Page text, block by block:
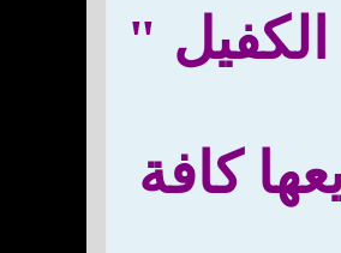
"
كافة